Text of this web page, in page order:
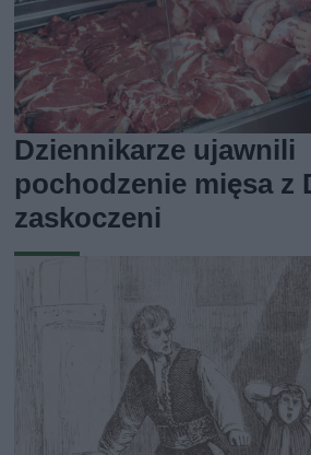
Dziennikarze ujawnili
pochodzenie mięsa z
zaskoczeni